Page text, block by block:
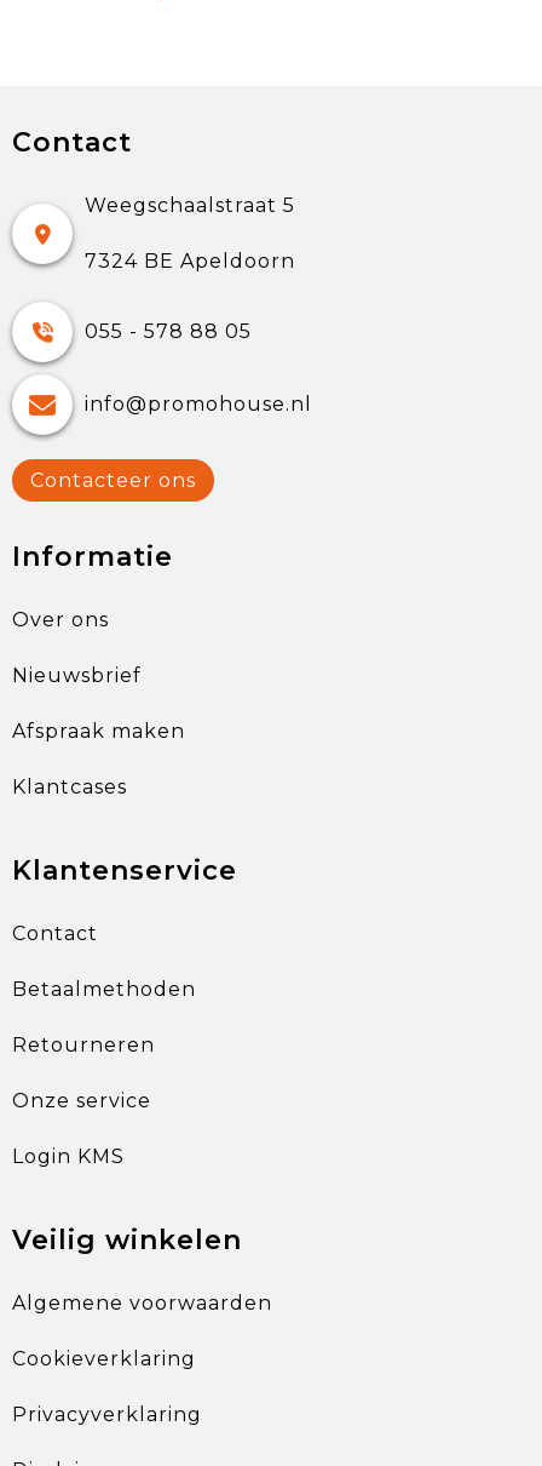
Contact
Weegschaalstraat 5
7324 BE Apeldoorn
055 - 578 88 05
info@promohouse.nl
Contacteer ons
Informatie
Over ons
Nieuwsbrief
Afspraak maken
Klantcases
Klantenservice
Contact
Betaalmethoden
Retourneren
Onze service
Login KMS
Veilig winkelen
Algemene voorwaarden
Cookieverklaring
Privacyverklaring